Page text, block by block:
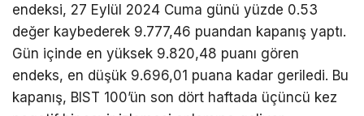
endeksi, 27 Eylül 2024 Cuma günü yüzde 0.53
değer kaybederek 9.777,46 puandan kapanış yaptı.
Gün içinde en yüksek 9.820,48 puanı gören
endeks, en düşük 9.696,01 puana kadar geriledi. Bu
kapanış, BIST 100’ün son dört haftada üçüncü kez